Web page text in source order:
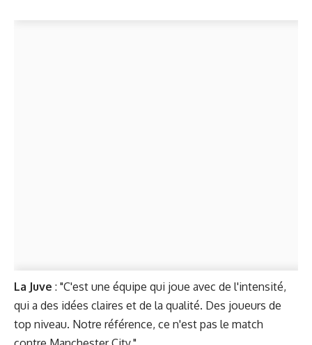
La Juve : "C'est une équipe qui joue avec de l'intensité,
qui a des idées claires et de la qualité. Des joueurs de
top niveau. Notre référence, ce n'est pas le match